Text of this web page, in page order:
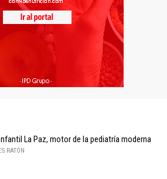
La Paz, motor de la pediatría moderna
RATÓN